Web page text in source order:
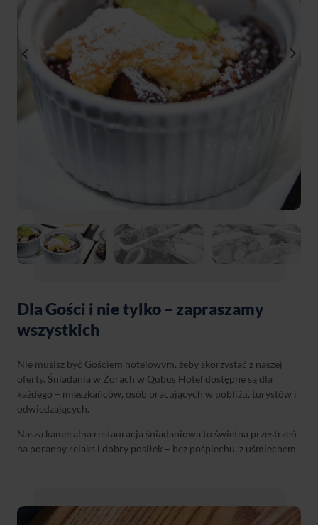
Dla Gości i nie tylko – zapraszamy
wszystkich
Nie musisz być Gościem hotelowym, żeby skorzystać z naszej
oferty. Śniadania w Żorach w Qubus Hotel dostępne są dla
każdego – mieszkańców, osób pracujących w pobliżu, turystów i
odwiedzających.
Nasza kameralna restauracja śniadaniowa to świetna przestrzeń
na poranny relaks i dobry posiłek – bez pośpiechu, z uśmiechem.